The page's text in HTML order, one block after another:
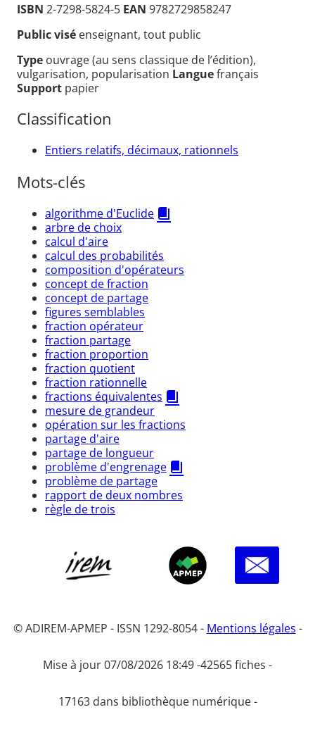
ISBN 2-7298-5824-5 EAN 9782729858247
Public visé enseignant, tout public
Type ouvrage (au sens classique de l’édition),
vulgarisation, popularisation Languefrançais
Support papier
Classification
Entiers relatifs, décimaux, rationnels
Mots-clés
algorithme d'Euclide
arbre de choix
calcul d'aire
calcul des probabilités
composition d'opérateurs
concept de fraction
concept de partage
figures semblables
fraction opérateur
fraction partage
fraction proportion
fraction quotient
fraction rationnelle
fractions équivalentes
mesure de grandeur
opération sur les fractions
partage d'aire
partage de longueur
problème d'engrenage
problème de partage
rapport de deux nombres
règle de trois
© ADIREM-APMEP - ISSN 1292-8054 - Mentions légales -
Mise à jour 07/08/2026 18:49 -42565 fiches -
17163 dans bibliothèque numérique -